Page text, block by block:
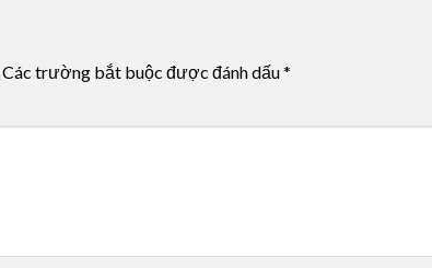
Các trường bắt buộc được đánh dấu*